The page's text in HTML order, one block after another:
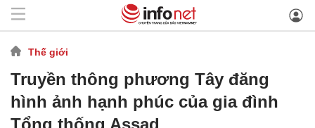
Thế giới
Truyền thông phương Tây đăng
hình ảnh hạnh phúc của gia đình
Tổng thống Assad